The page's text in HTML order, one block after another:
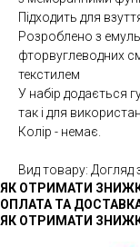
Підходить для
Розроблено з
фторвуглеводних
текстилем
У набір додається
так і для
Колір - немає.
Вид товару: Догляд
ЯК ОТРИМАТИ
ОПЛАТА ТА
ЯК ОТРИМАТИ